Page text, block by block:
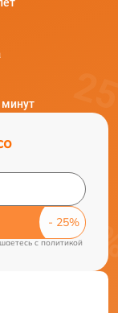
минут
cполитикой